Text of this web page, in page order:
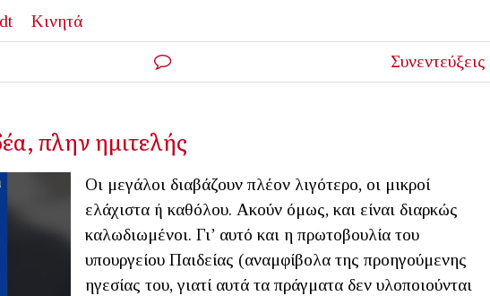
Κινητά
Συνεντεύξεις
πλην ημιτελής
Οι μεγάλοι διαβάζουν πλέον λιγότερο, οι μικροί
ελάχιστα ή καθόλου. Ακούν όμως, και είναι διαρκώς
καλωδιωμένοι. Γι’ αυτό και η πρωτοβουλία του
υπουργείου Παιδείας (αναμφίβολα της προηγούμενης
ηγεσίας του, γιατί αυτά τα πράγματα δεν υλοποιούνται